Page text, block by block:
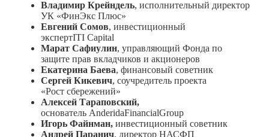
Владимир Крейндель, исполнительный директор
УК «ФинЭкс Плюс»
Евгений Сомов, инвестиционный
экспертITI Capital
Марат Сафиулин, управляющий Фонда по
защите прав вкладчиков и акционеров
Екатерина Баева, финансовый советник
Сергей Кикевич, соучредитель проекта
«Рост сбережений»
Алексей Тараповский,
основатель AnderidaFinancialGroup
Игорь Файнман, инвестиционный советник
Андрей Паранич, директор НАСФП